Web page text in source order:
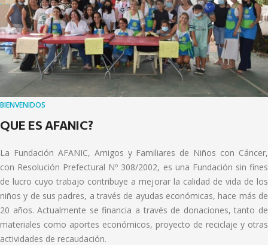
BIENVENIDOS
QUE ES AFANIC?
La Fundación AFANIC, Amigos y Familiares de Niños con Cáncer,
con Resolución Prefectural Nº 308/2002, es una Fundación sin fines
de lucro cuyo trabajo contribuye a mejorar la calidad de vida de los
niños y de sus padres, a través de ayudas económicas, hace más de
20 años. Actualmente se financia a través de donaciones, tanto de
materiales como aportes económicos, proyecto de reciclaje y otras
actividades de recaudación.